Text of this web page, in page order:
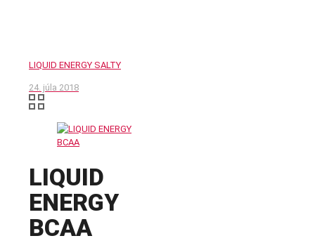
LIQUID ENERGY SALTY
24. júla 2018
LIQUID
ENERGY
BCAA